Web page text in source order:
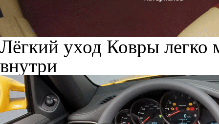
Лёгкий уход Ковры легко
внутри